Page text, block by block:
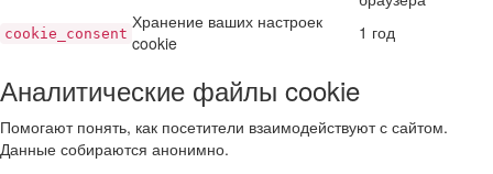
cookie_consent
Хранение ваших настроек
cookie
1 год
Аналитические файлы cookie
Помогают понять, как посетители взаимодействуют с сайтом.
Данные собираются анонимно.